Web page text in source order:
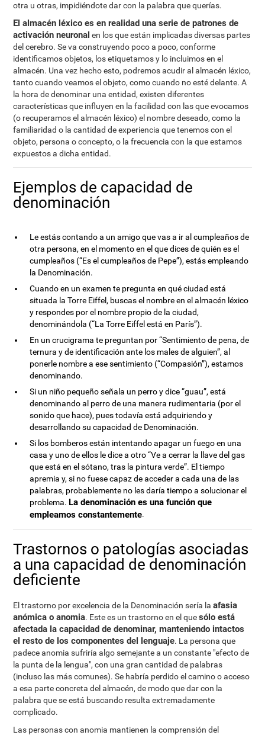
otra u otras, impidiéndote dar con la palabra que querías.
El almacén léxico es en realidad una serie de patrones de
activación neuronal en los que están implicadas diversas partes
del cerebro. Se va construyendo poco a poco, conforme
identificamos objetos, los etiquetamos y lo incluimos en el
almacén. Una vez hecho esto, podremos acudir al almacén léxico,
tanto cuando veamos el objeto, como cuando no esté delante. A
la hora de denominar una entidad, existen diferentes
características que influyen en la facilidad con las que evocamos
(o recuperamos el almacén léxico) el nombre deseado, como la
familiaridad o la cantidad de experiencia que tenemos con el
objeto, persona o concepto, o la frecuencia con la que estamos
expuestos a dicha entidad.
Ejemplos de capacidad de
denominación
Le estás contando a un amigo que vas a ir al cumpleaños de
otra persona, en el momento en el que dices de quién es el
cumpleaños (“Es el cumpleaños de Pepe”), estás empleando
la Denominación.
Cuando en un examen te pregunta en qué ciudad está
situada la Torre Eiffel, buscas el nombre en el almacén léxico
y respondes por el nombre propio de la ciudad,
denominándola (“La Torre Eiffel está en París”).
En un crucigrama te preguntan por “Sentimiento de pena, de
ternura y de identificación ante los males de alguien”, al
ponerle nombre a ese sentimiento (“Compasión”), estamos
denominando.
Si un niño pequeño señala un perro y dice “guau”, está
denominando al perro de una manera rudimentaria (por el
sonido que hace), pues todavía está adquiriendo y
desarrollando su capacidad de Denominación.
Si los bomberos están intentando apagar un fuego en una
casa y uno de ellos le dice a otro “Ve a cerrar la llave del gas
que está en el sótano, tras la pintura verde”. El tiempo
apremia y, si no fuese capaz de acceder a cada una de las
palabras, probablemente no les daría tiempo a solucionar el
problema. La denominación es una función que
empleamos constantemente.
Trastornos o patologías asociadas
a una capacidad de denominación
deficiente
El trastorno por excelencia de la Denominación sería laafasia
anómica o anomia. Este es un trastorno en el quesólo está
afectada la capacidad de denominar, manteniendo intactos
el resto de los componentes del lenguaje. La persona que
padece anomia sufriría algo semejante a un constante "efecto de
la punta de la lengua", con una gran cantidad de palabras
(incluso las más comunes). Se habría perdido el camino o acceso
a esa parte concreta del almacén, de modo que dar con la
palabra que se está buscando resulta extremadamente
complicado.
Las personas con anomia mantienen la comprensión del